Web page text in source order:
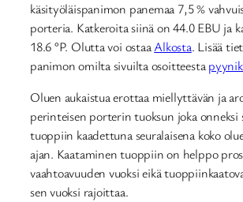
käsityöläispanimon panemaa 7,5 %
porteria. Katkeroita siinä on 44.0 EBU ja
18.6 °P. Olutta voi ostaaAlkosta. Lisää
panimon omilta sivuilta osoitteesta
Oluen aukaistua erottaa miellyttävän ja
perinteisen porterin tuoksun joka onneksi
tuoppiin kaadettuna seuralaisena koko
ajan. Kaataminen tuoppiin on helppo
vaahtoavuuden vuoksi eikä
sen vuoksi rajoittaa.